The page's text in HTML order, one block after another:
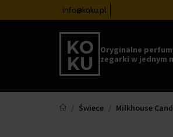
info@koku.pl
od 340 zł
Oryginalne
zegarki w jednym
Świece Milkhouse